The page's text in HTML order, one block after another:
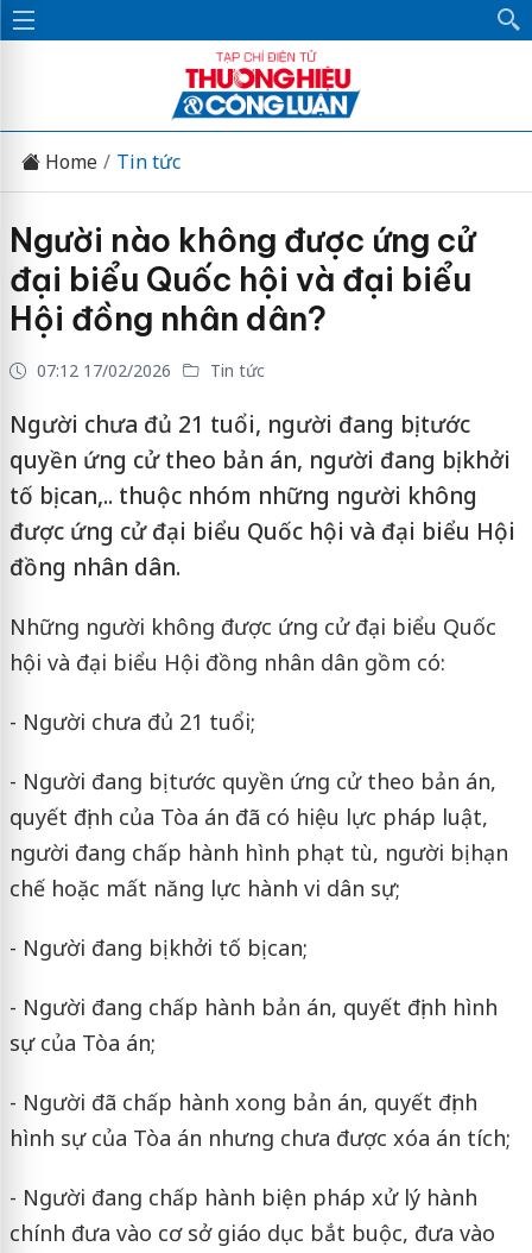
Home Tin tức
Người nào không được ứng cử
đại biểu Quốc hội và đại biểu
Hội đồng nhân dân?
07:12 17/02/2026 Tin tức
Người chưa đủ 21 tuổi, người đang bị tước
quyền ứng cử theo bản án, người đang bị khởi
tố bị can,.. thuộc nhóm những người không
được ứng cử đại biểu Quốc hội và đại biểu Hội
đồng nhân dân.
Những người không được ứng cử đại biểu Quốc
hội và đại biểu Hội đồng nhân dân gồm có:
- Người chưa đủ 21 tuổi;
- Người đang bị tước quyền ứng cử theo bản án,
quyết định của Tòa án đã có hiệu lực pháp luật,
người đang chấp hành hình phạt tù, người bị hạn
chế hoặc mất năng lực hành vi dân sự;
- Người đang bị khởi tố bị can;
- Người đang chấp hành bản án, quyết định hình
sự của Tòa án;
- Người đã chấp hành xong bản án, quyết định
hình sự của Tòa án nhưng chưa được xóa án tích;
- Người đang chấp hành biện pháp xử lý hành
chính đưa vào cơ sở giáo dục bắt buộc, đưa vào